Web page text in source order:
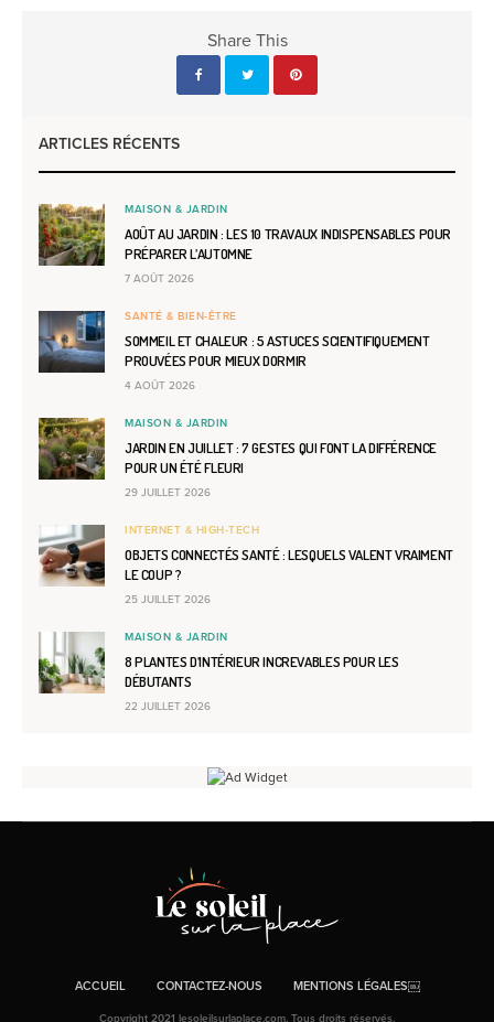
Share This
ARTICLES RÉCENTS
MAISON & JARDIN
AOÛT AU JARDIN : LES 10 TRAVAUX INDISPENSABLES POUR
PRÉPARER L’AUTOMNE
7 AOÛT 2026
SANTÉ & BIEN-ÊTRE
SOMMEIL ET CHALEUR : 5 ASTUCES SCIENTIFIQUEMENT
PROUVÉES POUR MIEUX DORMIR
4 AOÛT 2026
MAISON & JARDIN
JARDIN EN JUILLET : 7 GESTES QUI FONT LA DIFFÉRENCE
POUR UN ÉTÉ FLEURI
29 JUILLET 2026
INTERNET & HIGH-TECH
OBJETS CONNECTÉS SANTÉ : LESQUELS VALENT VRAIMENT
LE COUP ?
25 JUILLET 2026
MAISON & JARDIN
8 PLANTES D’INTÉRIEUR INCREVABLES POUR LES
DÉBUTANTS
22 JUILLET 2026
ACCUEIL CONTACTEZ-NOUS MENTIONS LÉGALES￼
Copyright 2021 lesoleilsurlaplace.com. Tous droits réservés.